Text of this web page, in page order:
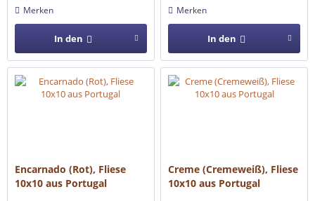
Merken
In den
Merken
In den
Encarnado (Rot), Fliese
10x10 aus Portugal
Creme (Cremeweiß), Fliese
10x10 aus Portugal